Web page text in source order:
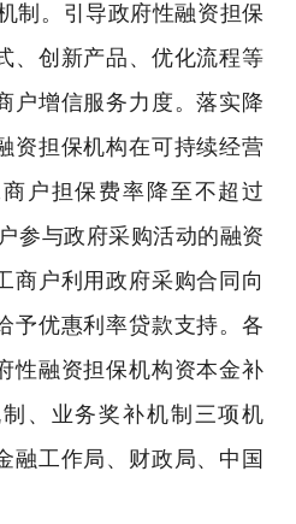
。引导政府性融资担保
、创新产品、优化流程等
户增信服务力度。落实降
资担保机构在可持续经营
户担保费率降至不超过
参与政府采购活动的融资
商户利用政府采购合同向
予优惠利率贷款支持。各
性融资担保机构资本金补
、业务奖补机制三项机
融工作局、财政局、中国